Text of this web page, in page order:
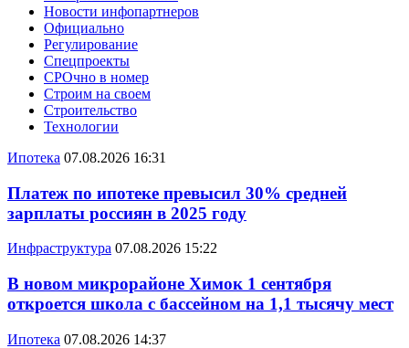
Новости инфопартнеров
Официально
Регулирование
Спецпроекты
СРОчно в номер
Строим на своем
Строительство
Технологии
Ипотека 07.08.2026 16:31
Платеж по ипотеке превысил 30% средней
зарплаты россиян в 2025 году
Инфраструктура 07.08.2026 15:22
В новом микрорайоне Химок 1 сентября
откроется школа с бассейном на 1,1 тысячу мест
Ипотека 07.08.2026 14:37